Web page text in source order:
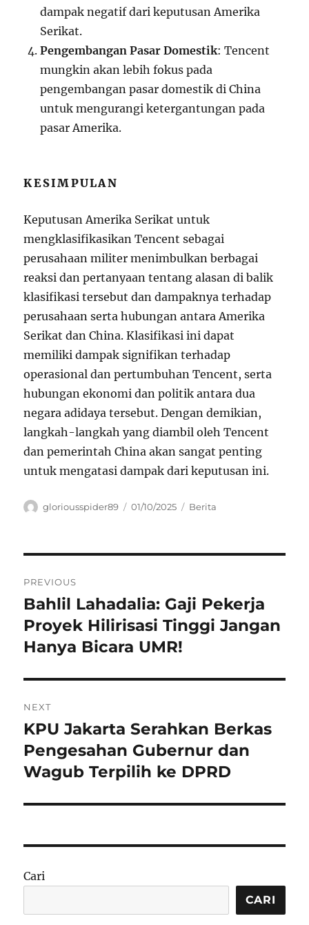
dampak negatif dari keputusan Amerika
Serikat.
Pengembangan Pasar Domestik: Tencent
mungkin akan lebih fokus pada
pengembangan pasar domestik di China
untuk mengurangi ketergantungan pada
pasar Amerika.
KESIMPULAN
Keputusan Amerika Serikat untuk
mengklasifikasikan Tencent sebagai
perusahaan militer menimbulkan berbagai
reaksi dan pertanyaan tentang alasan di balik
klasifikasi tersebut dan dampaknya terhadap
perusahaan serta hubungan antara Amerika
Serikat dan China. Klasifikasi ini dapat
memiliki dampak signifikan terhadap
operasional dan pertumbuhan Tencent, serta
hubungan ekonomi dan politik antara dua
negara adidaya tersebut. Dengan demikian,
langkah-langkah yang diambil oleh Tencent
dan pemerintah China akan sangat penting
untuk mengatasi dampak dari keputusan ini.
Author
gloriousspider89
Posted
01/10/2025 Categories
Berita
pos
PREVIOUS
Previous
post:
Bahlil Lahadalia: Gaji Pekerja
Proyek Hilirisasi Tinggi Jangan
Hanya Bicara UMR!
NEXT
Next
post:
KPU Jakarta Serahkan Berkas
Pengesahan Gubernur dan
Wagub Terpilih ke DPRD
Cari
CARI